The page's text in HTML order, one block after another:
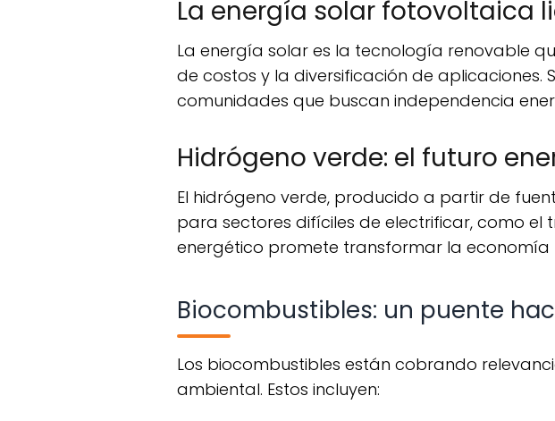
La energía solar fotovoltaica
La energía solar es la tecnología renovable que ha crecido más rápidamente, gracias a la disminución
de costos y la diversificación de aplicaciones.
comunidades que buscan independencia
Hidrógeno verde: el futuro
El hidrógeno verde, producido a partir de fuentes renovables, se presenta como una alternativa viable
para sectores difíciles de electrificar, como
energético promete transformar la economía
Biocombustibles: un puente
Los biocombustibles están cobrando relevancia al ofrecer soluciones líquidas con bajo impacto
ambiental. Estos incluyen: